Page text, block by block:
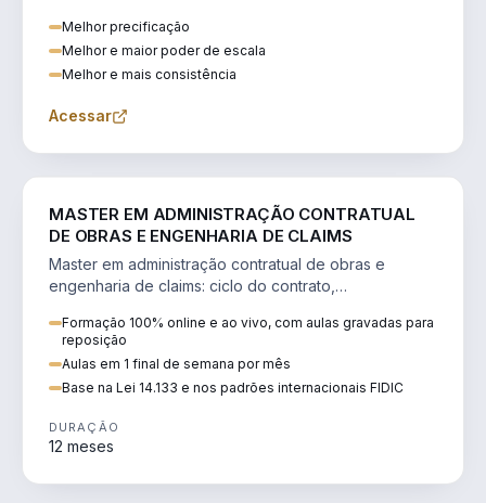
Melhor precificação
Melhor e maior poder de escala
Melhor e mais consistência
Acessar
MASTER EM ADMINISTRAÇÃO CONTRATUAL
DE OBRAS E ENGENHARIA DE CLAIMS
Master em administração contratual de obras e
engenharia de claims: ciclo do contrato,
Formação 100% online e ao vivo, com aulas gravadas para
reposição
Aulas em 1 final de semana por mês
Base na Lei 14.133 e nos padrões internacionais FIDIC
DURAÇÃO
12 meses